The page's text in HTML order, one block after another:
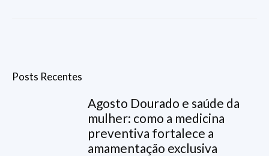
Posts Recentes
Agosto Dourado e saúde da
mulher: como a medicina
preventiva fortalece a
amamentação exclusiva